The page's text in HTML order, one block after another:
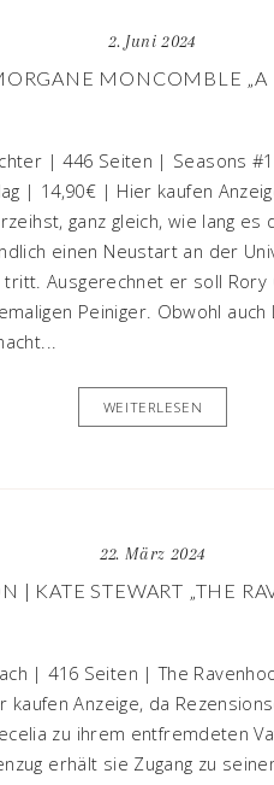
2. Juni 2024
MONCOMBLE „A
| 446 Seiten | Seasons
| 14,90€ | Hier kaufen
ganz gleich, wie lang
einen Neustart an der
Ausgerechnet er soll
Peiniger. Obwohl
WEITERLESEN
22. März 2024
| KATE STEWART „THE
| 416 Seiten | The
Anzeige, da
zu ihrem entfremdeten
erhält sie Zugang zu